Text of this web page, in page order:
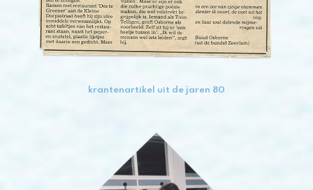
krantenartikel uit de jaren 80